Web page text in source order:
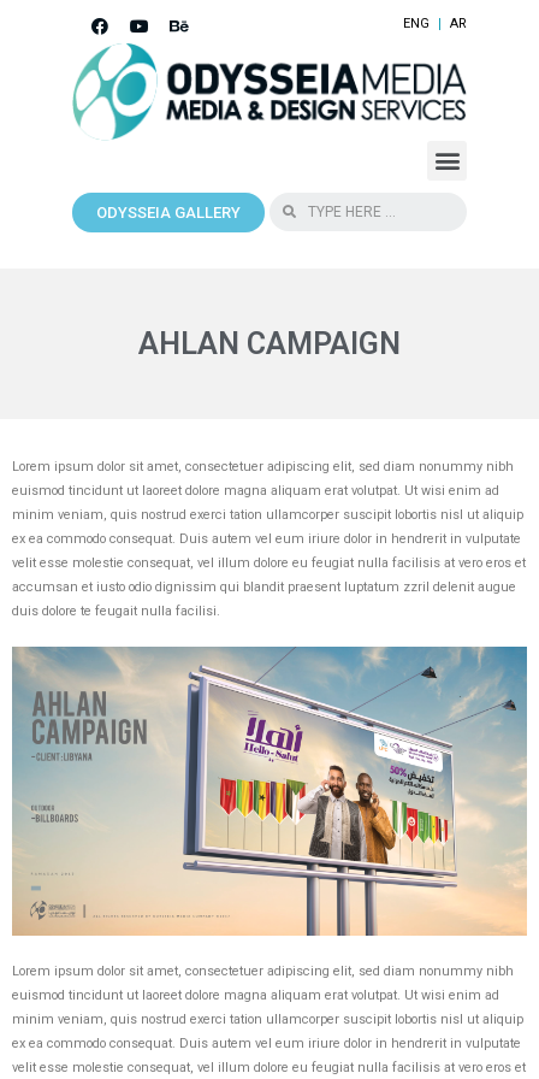
ENG AR
ODYSSEIA GALLERY
AHLAN CAMPAIGN
Lorem ipsum dolor sit amet, consectetuer adipiscing elit, sed diam nonummy nibh
euismod tincidunt ut laoreet dolore magna aliquam erat volutpat. Ut wisi enim ad
minim veniam, quis nostrud exerci tation ullamcorper suscipit lobortis nisl ut aliquip
ex ea commodo consequat. Duis autem vel eum iriure dolor in hendrerit in vulputate
velit esse molestie consequat, vel illum dolore eu feugiat nulla facilisis at vero eros et
accumsan et iusto odio dignissim qui blandit praesent luptatum zzril delenit augue
duis dolore te feugait nulla facilisi.
Lorem ipsum dolor sit amet, consectetuer adipiscing elit, sed diam nonummy nibh
euismod tincidunt ut laoreet dolore magna aliquam erat volutpat. Ut wisi enim ad
minim veniam, quis nostrud exerci tation ullamcorper suscipit lobortis nisl ut aliquip
ex ea commodo consequat. Duis autem vel eum iriure dolor in hendrerit in vulputate
velit esse molestie consequat, vel illum dolore eu feugiat nulla facilisis at vero eros et